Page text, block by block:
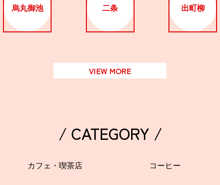
烏丸御池 二条 出町柳
VIEW MORE
/ CATEGORY /
カフェ・喫茶店 コーヒー